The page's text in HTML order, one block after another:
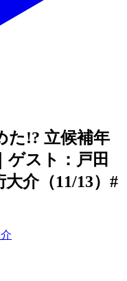
た!? 立候補年
ゲスト：戸田
介（11/13）#